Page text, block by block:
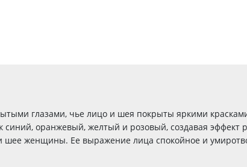
глазами, чье лицо и шея покрыты яркими
синий, оранжевый, желтый и розовый, создавая
и шее женщины. Ее выражение лица спокойное и